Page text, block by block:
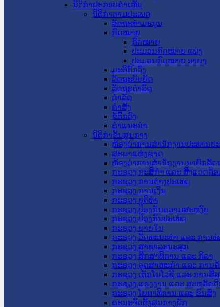
ນິຕິກໍາປະກອບຄໍາເຫັນ
ນິຕິກໍາຕາມປະເພດ
ລັດຖະທໍາມະນູນ
ກົດໝາຍ
ກົດໝາຍ
ປະມວນກົດໝາຍ ແພ່ງ
ປະມວນກົດໝາຍ ອາຍາ
ມະຕິຕົກລົງ
ລັດຖະບັນຍັດ
ລັດຖະດໍາລັດ
ດໍາລັດ
ຄໍາສັ່ງ
ຂໍ້ຕົກລົງ
ຄໍາແນະນໍາ
ນິຕິກຳຂັ້ນສູນກາງ
ຫ້ອງວ່າການສໍານັກງານປະທານປ
ສະພາແຫ່ງຊາດ
ຫ້ອງວ່າການສຳນັກງານນາຍົກລັດ
ກະຊວງ ກະສິກຳ ແລະ ສິ່ງແວດລ້ອ
ກະຊວງ ການຕ່າງປະເທດ
ກະຊວງ ການເງິນ
ກະຊວງ ຍຸຕິທໍາ
ກະຊວງ ປ້ອງກັນຄວາມສະຫງົບ
ກະຊວງ ປ້ອງກັນປະເທດ
ກະຊວງ ພາຍໃນ
ກະຊວງ ວັດທະນະທຳ ແລະ ການທ່
ກະຊວງ ສາທາລະນະສຸກ
ກະຊວງ ສຶກສາທິການ ແລະ ກິລາ
ກະຊວງ ອຸດສາຫະກຳ ແລະ ການຄ້
ກະຊວງ ເຕັກໂນໂລຊີ ແລະ ການສື່
ກະຊວງ ແຮງງານ ແລະ ສະຫວັດ
ກະຊວງ ໂຍທາທິການ ແລະ ຂົນສົ່ງ
ຄະນະຈັດຕັ້ງສູນກາງພັກ